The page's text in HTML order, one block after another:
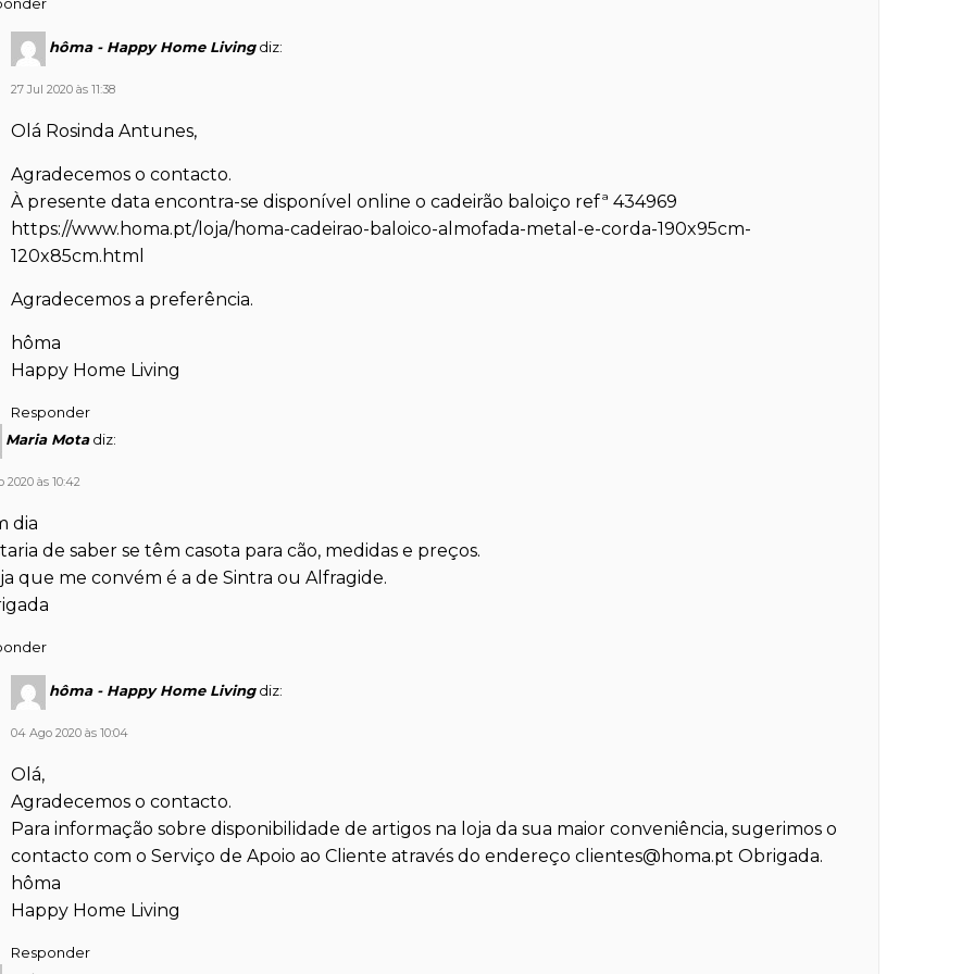
hôma - Happy Home Living diz:
27 Jul 2020 às 11:38
Olá Rosinda Antunes,
Agradecemos o contacto.
À presente data encontra-se disponível online o cadeirão baloiço refª 434969
https://www.homa.pt/loja/homa-cadeirao-baloico-almofada-metal-e-corda-190x95cm-
120x85cm.html
Agradecemos a preferência.
hôma
Happy Home Living
Responder
Maria Mota diz:
2020 às 10:42
dia
de saber se têm casota para cão, medidas e preços.
que me convém é a de Sintra ou Alfragide.
hôma - Happy Home Living diz:
04 Ago 2020 às 10:04
Olá,
Agradecemos o contacto.
Para informação sobre disponibilidade de artigos na loja da sua maior conveniência, sugerimos o
contacto com o Serviço de Apoio ao Cliente através do endereço clientes@homa.pt Obrigada.
hôma
Happy Home Living
Responder